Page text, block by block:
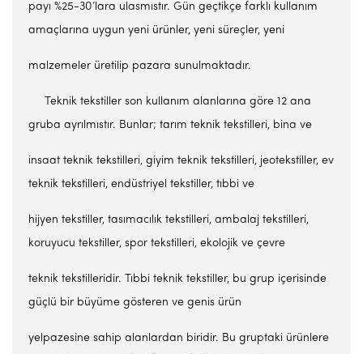
payı %25-30’lara ulasmıstır. Gün geçtikçe farklı kullanım
amaçlarına uygun yeni ürünler, yeni süreçler, yeni
malzemeler üretilip pazara sunulmaktadır.
Teknik tekstiller son kullanım alanlarına göre 12 ana
gruba ayrılmıstır. Bunlar; tarım teknik tekstilleri, bina ve
insaat teknik tekstilleri, giyim teknik tekstilleri, jeotekstiller, ev
teknik tekstilleri, endüstriyel tekstiller, tıbbi ve
hijyen tekstiller, tasımacılık tekstilleri, ambalaj tekstilleri,
koruyucu tekstiller, spor tekstilleri, ekolojik ve çevre
teknik tekstilleridir. Tıbbi teknik tekstiller, bu grup içerisinde
güçlü bir büyüme gösteren ve genis ürün
yelpazesine sahip alanlardan biridir. Bu gruptaki ürünlere